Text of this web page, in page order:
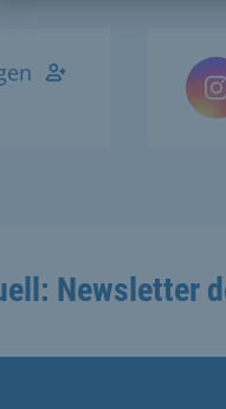
Newsletter